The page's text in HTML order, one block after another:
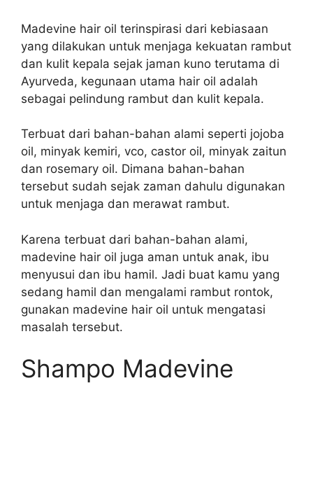
Madevine hair oil terinspirasi dari kebiasaan
yang dilakukan untuk menjaga kekuatan rambut
dan kulit kepala sejak jaman kuno terutama di
Ayurveda, kegunaan utama hair oil adalah
sebagai pelindung rambut dan kulit kepala.
Terbuat dari bahan-bahan alami seperti jojoba
oil, minyak kemiri, vco, castor oil, minyak zaitun
dan rosemary oil. Dimana bahan-bahan
tersebut sudah sejak zaman dahulu digunakan
untuk menjaga dan merawat rambut.
Karena terbuat dari bahan-bahan alami,
madevine hair oil juga aman untuk anak, ibu
menyusui dan ibu hamil. Jadi buat kamu yang
sedang hamil dan mengalami rambut rontok,
gunakan madevine hair oil untuk mengatasi
masalah tersebut.
Shampo Madevine